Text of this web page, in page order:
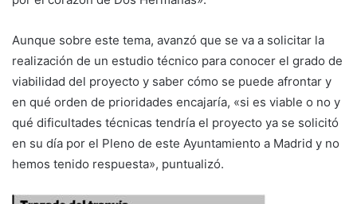
Aunque sobre este tema, avanzó que se va a solicitar la
realización de un estudio técnico para conocer el grado de
viabilidad del proyecto y saber cómo se puede afrontar y
en qué orden de prioridades encajaría, «si es viable o no y
qué dificultades técnicas tendría el proyecto ya se solicitó
en su día por el Pleno de este Ayuntamiento a Madrid y no
hemos tenido respuesta», puntualizó.